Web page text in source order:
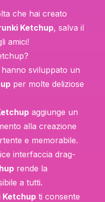
che hai creato
Ketchup, salva il
amici!
sviluppato un
per molte deliziose
aggiunge un
alla creazione
e memorabile.
interfaccia drag-
rende la
a tutti.
Ketchup ti consente